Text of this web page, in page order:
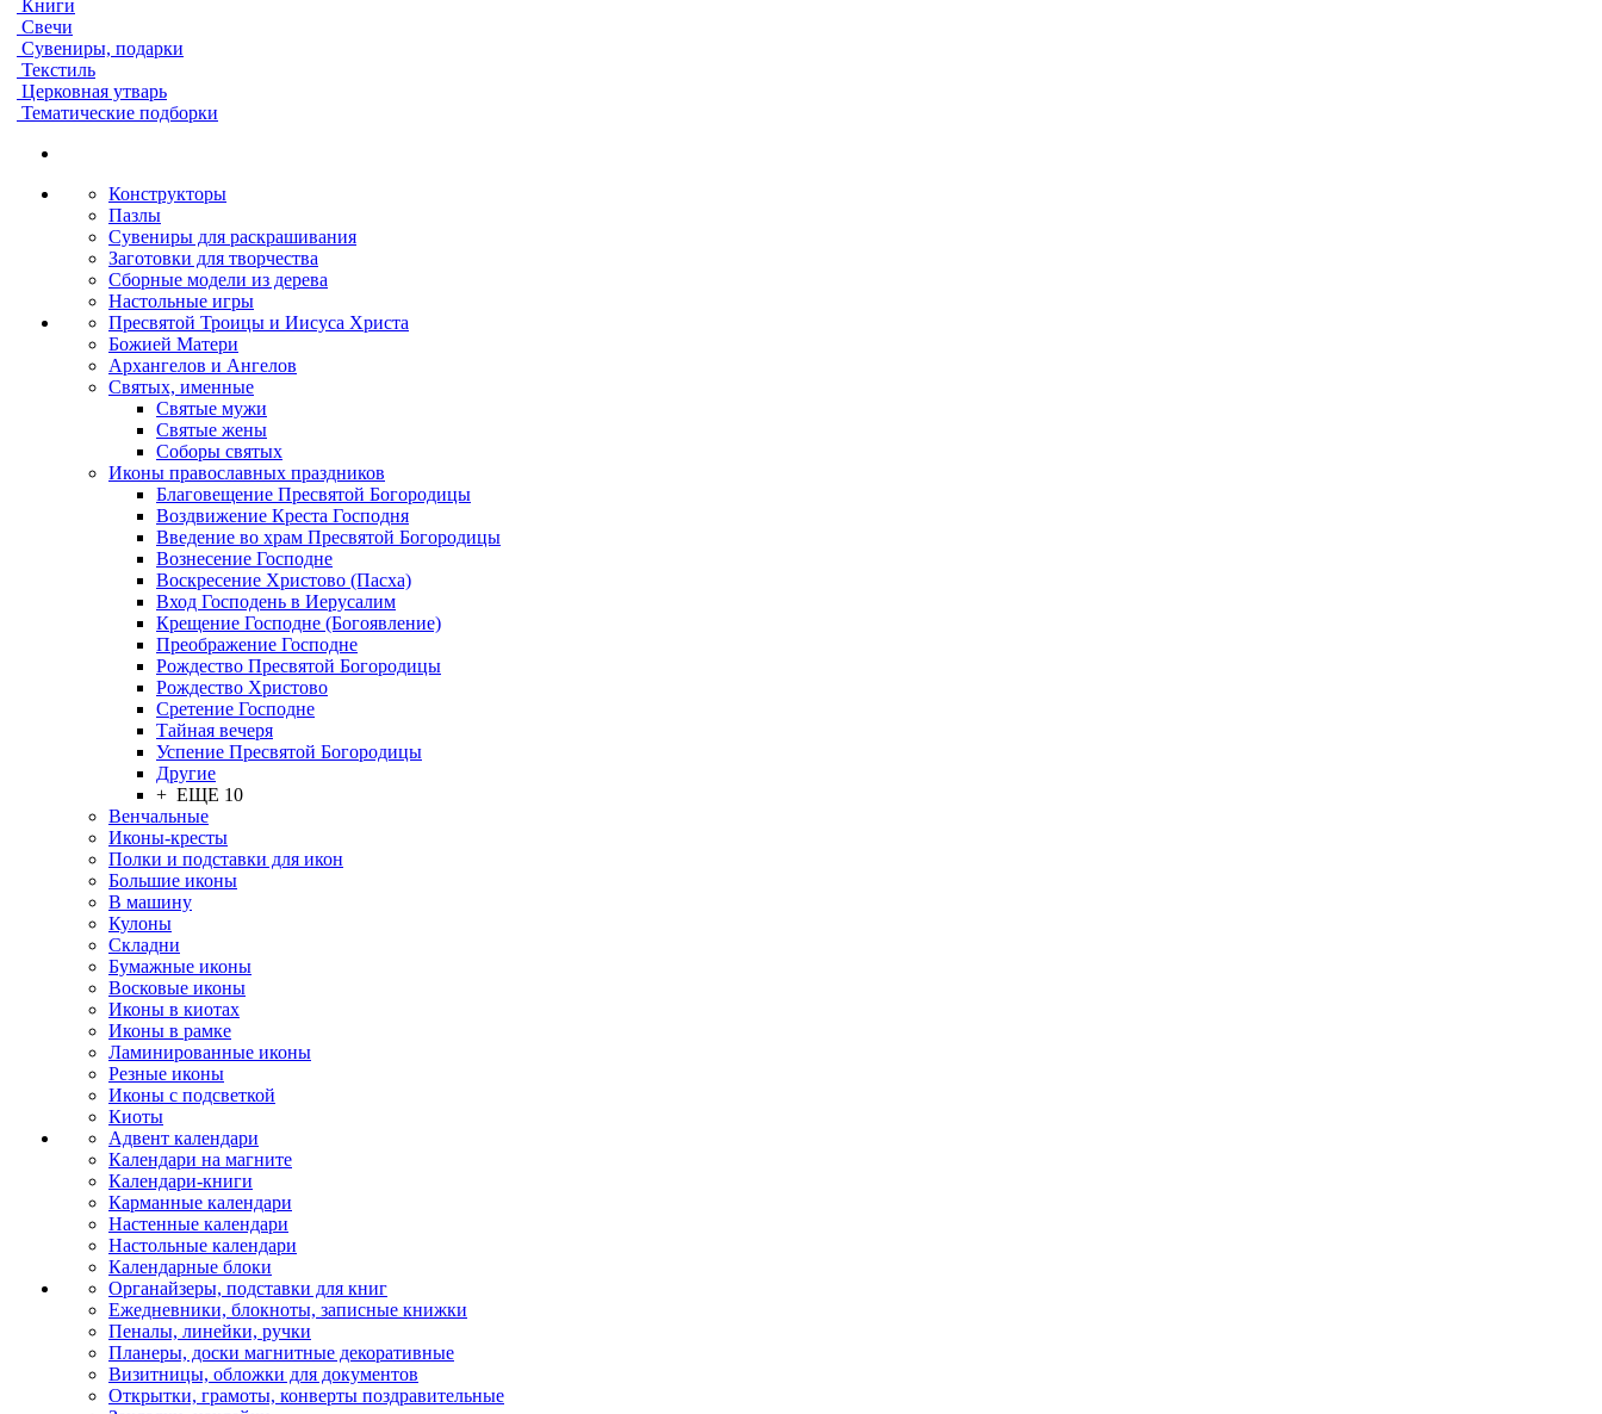
Книги
Свечи
Сувениры, подарки
Текстиль
Церковная утварь
Тематические подборки
Конструкторы
Пазлы
Сувениры для раскрашивания
Заготовки для творчества
Сборные модели из дерева
Настольные игры
Пресвятой Троицы и Иисуса Христа
Божией Матери
Архангелов и Ангелов
Святых, именные
Святые мужи
Святые жены
Соборы святых
Иконы православных праздников
Благовещение Пресвятой Богородицы
Воздвижение Креста Господня
Введение во храм Пресвятой Богородицы
Вознесение Господне
Воскресение Христово (Пасха)
Вход Господень в Иерусалим
Крещение Господне (Богоявление)
Преображение Господне
Рождество Пресвятой Богородицы
Рождество Христово
Сретение Господне
Тайная вечеря
Успение Пресвятой Богородицы
Другие
+ ЕЩЕ 10
Венчальные
Иконы-кресты
Полки и подставки для икон
Большие иконы
В машину
Кулоны
Складни
Бумажные иконы
Восковые иконы
Иконы в киотах
Иконы в рамке
Ламинированные иконы
Резные иконы
Иконы с подсветкой
Киоты
Адвент календари
Календари на магните
Календари-книги
Карманные календари
Настенные календари
Настольные календари
Календарные блоки
Органайзеры, подставки для книг
Ежедневники, блокноты, записные книжки
Пеналы, линейки, ручки
Планеры, доски магнитные декоративные
Визитницы, обложки для документов
Открытки, грамоты, конверты поздравительные